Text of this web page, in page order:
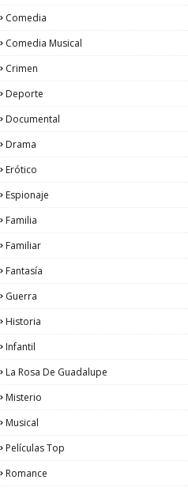
Comedia
Comedia Musical
Crimen
Deporte
Documental
Drama
Erótico
Espionaje
Familia
Familiar
Fantasía
Guerra
Historia
Infantil
La Rosa De Guadalupe
Misterio
Musical
Películas Top
Romance